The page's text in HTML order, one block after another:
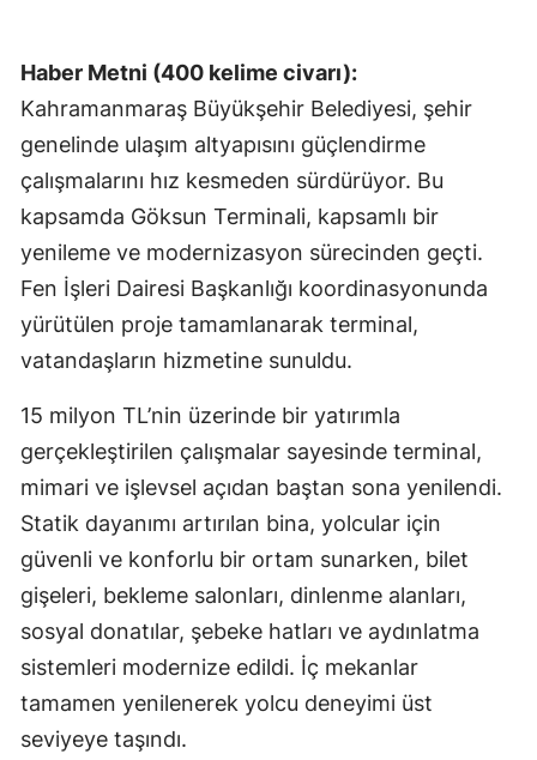
Haber Metni (400 kelime civarı):
Kahramanmaraş Büyükşehir Belediyesi, şehir
genelinde ulaşım altyapısını güçlendirme
çalışmalarını hız kesmeden sürdürüyor. Bu
kapsamda Göksun Terminali, kapsamlı bir
yenileme ve modernizasyon sürecinden geçti.
Fen İşleri Dairesi Başkanlığı koordinasyonunda
yürütülen proje tamamlanarak terminal,
vatandaşların hizmetine sunuldu.
15 milyon TL’nin üzerinde bir yatırımla
gerçekleştirilen çalışmalar sayesinde terminal,
mimari ve işlevsel açıdan baştan sona yenilendi.
Statik dayanımı artırılan bina, yolcular için
güvenli ve konforlu bir ortam sunarken, bilet
gişeleri, bekleme salonları, dinlenme alanları,
sosyal donatılar, şebeke hatları ve aydınlatma
sistemleri modernize edildi. İç mekanlar
tamamen yenilenerek yolcu deneyimi üst
seviyeye taşındı.